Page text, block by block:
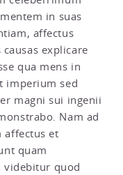
in suas
affectus
explicare
qua mens in
imperium sed
magni sui ingenii
Nam ad
affectus et
quam
videbitur quod